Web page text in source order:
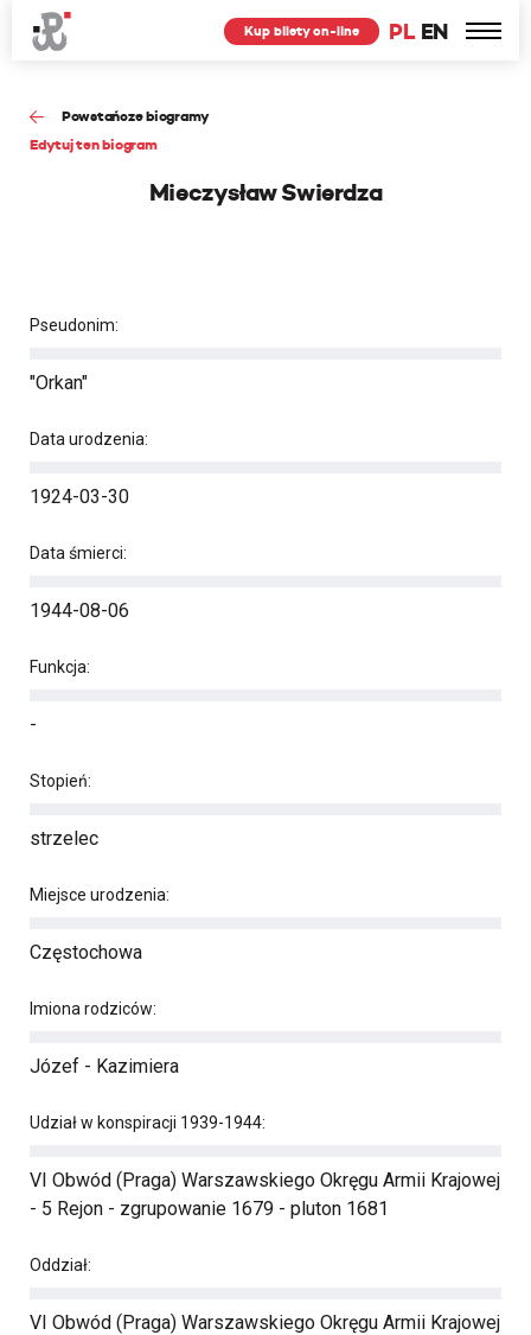
PL EN
Kup bilety on-line
Powstańcze biogramy
Edytuj ten biogram
Mieczysław Swierdza
Pseudonim:
"Orkan"
Data urodzenia:
1924-03-30
Data śmierci:
1944-08-06
Funkcja:
-
Stopień:
strzelec
Miejsce urodzenia:
Częstochowa
Imiona rodziców:
Józef - Kazimiera
Udział w konspiracji 1939-1944:
VI Obwód (Praga) Warszawskiego Okręgu Armii Krajowej
- 5 Rejon - zgrupowanie 1679 - pluton 1681
Oddział:
VI Obwód (Praga) Warszawskiego Okręgu Armii Krajowej